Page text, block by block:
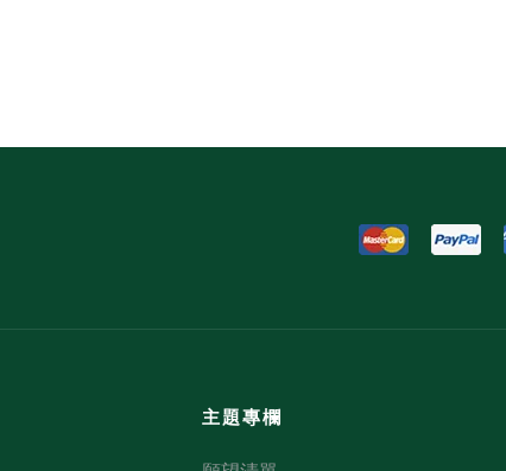
主題專欄